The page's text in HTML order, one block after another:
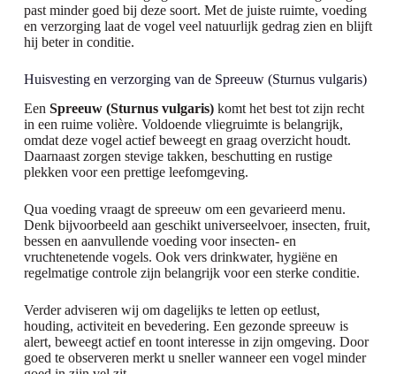
past minder goed bij deze soort. Met de juiste ruimte, voeding
en verzorging laat de vogel veel natuurlijk gedrag zien en blijft
hij beter in conditie.
Huisvesting en verzorging van de Spreeuw (Sturnus vulgaris)
Een Spreeuw (Sturnus vulgaris)komt het best tot zijn recht
in een ruime volière. Voldoende vliegruimte is belangrijk,
omdat deze vogel actief beweegt en graag overzicht houdt.
Daarnaast zorgen stevige takken, beschutting en rustige
plekken voor een prettige leefomgeving.
Qua voeding vraagt de spreeuw om een gevarieerd menu.
Denk bijvoorbeeld aan geschikt universeelvoer, insecten, fruit,
bessen en aanvullende voeding voor insecten- en
vruchtenetende vogels. Ook vers drinkwater, hygiëne en
regelmatige controle zijn belangrijk voor een sterke conditie.
Verder adviseren wij om dagelijks te letten op eetlust,
houding, activiteit en bevedering. Een gezonde spreeuw is
alert, beweegt actief en toont interesse in zijn omgeving. Door
goed te observeren merkt u sneller wanneer een vogel minder